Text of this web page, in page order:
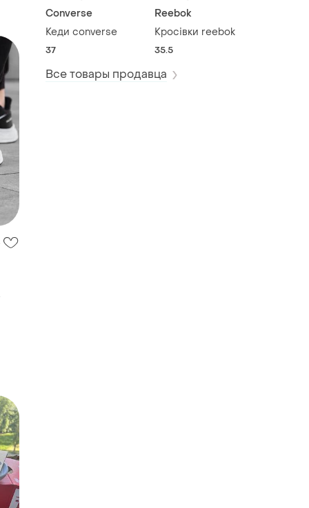
Converse
Кеди converse
37
Reebok
Кросівки reebok
35.5
Все товары продавца